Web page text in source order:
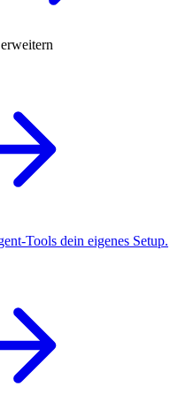
Tools dein eigenes Setup.